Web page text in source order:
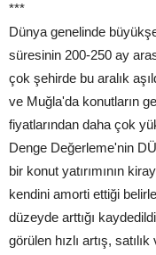
***
Dünya genelinde
süresinin 200-250 ay
çok şehirde bu aralık
ve Muğla'da konutların
fiyatlarından daha çok
Denge Değerleme'nin
bir konut yatırımının
kendini amorti ettiği
düzeyde arttığı
görülen hızlı artış,